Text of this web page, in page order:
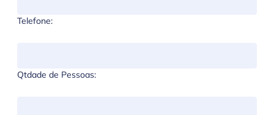
Telefone:
Qtdade de Pessoas: